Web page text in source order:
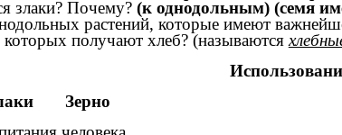
злаки? Почему? (к однодольным) (семя
растений, которые имеют
получают хлеб? (называются
Зерно